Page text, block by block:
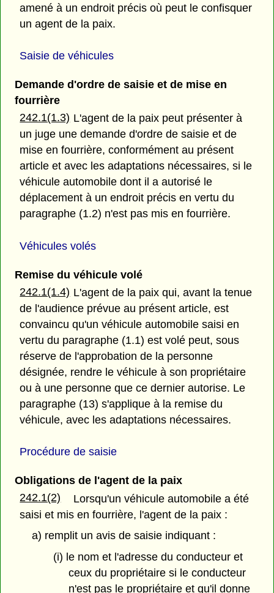
amené à un endroit précis où peut le confisquer
un agent de la paix.
Saisie de véhicules
Demande d'ordre de saisie et de mise en
fourrière
242.1(1.3) L'agent de la paix peut présenter à
un juge une demande d'ordre de saisie et de
mise en fourrière, conformément au présent
article et avec les adaptations nécessaires, si le
véhicule automobile dont il a autorisé le
déplacement à un endroit précis en vertu du
paragraphe (1.2) n'est pas mis en fourrière.
Véhicules volés
Remise du véhicule volé
242.1(1.4) L'agent de la paix qui, avant la tenue
de l'audience prévue au présent article, est
convaincu qu'un véhicule automobile saisi en
vertu du paragraphe (1.1) est volé peut, sous
réserve de l'approbation de la personne
désignée, rendre le véhicule à son propriétaire
ou à une personne que ce dernier autorise. Le
paragraphe (13) s'applique à la remise du
véhicule, avec les adaptations nécessaires.
Procédure de saisie
Obligations de l'agent de la paix
242.1(2)
Lorsqu'un véhicule automobile a été
saisi et mis en fourrière, l'agent de la paix :
a) remplit un avis de saisie indiquant :
(i) le nom et l'adresse du conducteur et
ceux du propriétaire si le conducteur
n'est pas le propriétaire et qu'il donne